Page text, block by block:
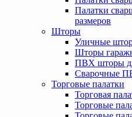
Палатки
размеров
Шторы
Уличные
Шторы
ПВХ шторы
Сварочные
Торговые палатки
Торговая
Торговые